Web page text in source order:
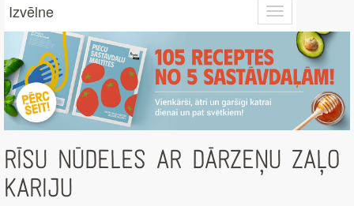
Toggle
navigation
Izvēlne
RĪSU NŪDELES AR DĀRZEŅU ZAĻO
KARIJU